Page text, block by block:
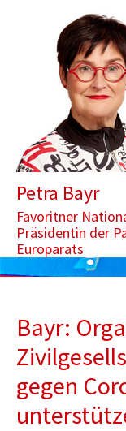
Aktuelle Seite: Bayr:
Petra Bayr
Favoritner
Präsidentin der
Europarats
Bayr:
gegen